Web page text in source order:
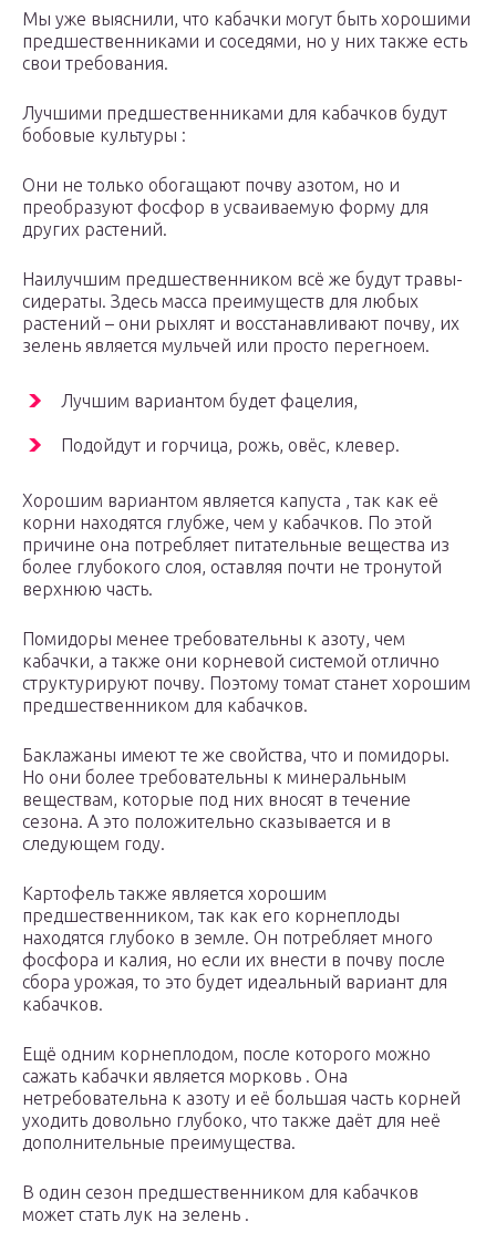
Мы уже выяснили, что кабачки могут быть хорошими
предшественниками и соседями, но у них также есть
свои требования.
Лучшими предшественниками для кабачков будут
бобовые культуры :
Они не только обогащают почву азотом, но и
преобразуют фосфор в усваиваемую форму для
других растений.
Наилучшим предшественником всё же будут травы-
сидераты. Здесь масса преимуществ для любых
растений – они рыхлят и восстанавливают почву, их
зелень является мульчей или просто перегноем.
Лучшим вариантом будет фацелия,
Подойдут и горчица, рожь, овёс, клевер.
Хорошим вариантом является капуста , так как её
корни находятся глубже, чем у кабачков. По этой
причине она потребляет питательные вещества из
более глубокого слоя, оставляя почти не тронутой
верхнюю часть.
Помидоры менее требовательны к азоту, чем
кабачки, а также они корневой системой отлично
структурируют почву. Поэтому томат станет хорошим
предшественником для кабачков.
Баклажаны имеют те же свойства, что и помидоры.
Но они более требовательны к минеральным
веществам, которые под них вносят в течение
сезона. А это положительно сказывается и в
следующем году.
Картофель также является хорошим
предшественником, так как его корнеплоды
находятся глубоко в земле. Он потребляет много
фосфора и калия, но если их внести в почву после
сбора урожая, то это будет идеальный вариант для
кабачков.
Ещё одним корнеплодом, после которого можно
сажать кабачки является морковь . Она
нетребовательна к азоту и её большая часть корней
уходить довольно глубоко, что также даёт для неё
дополнительные преимущества.
В один сезон предшественником для кабачков
может стать лук на зелень .